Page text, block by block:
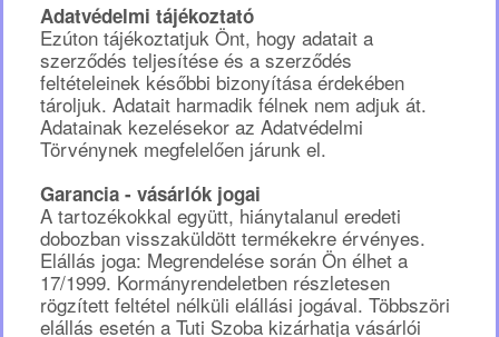
Adatvédelmi tájékoztató
Ezúton tájékoztatjuk Önt, hogy adatait a
szerződés teljesítése és a szerződés
feltételeinek későbbi bizonyítása érdekében
tároljuk. Adatait harmadik félnek nem adjuk át.
Adatainak kezelésekor az Adatvédelmi
Törvénynek megfelelően járunk el.
Garancia - vásárlók jogai
A tartozékokkal együtt, hiánytalanul eredeti
dobozban visszaküldött termékekre érvényes.
Elállás joga: Megrendelése során Ön élhet a
17/1999. Kormányrendeletben részletesen
rögzített feltétel nélküli elállási jogával. Többszöri
elállás esetén a Tuti Szoba kizárhatja vásárlói